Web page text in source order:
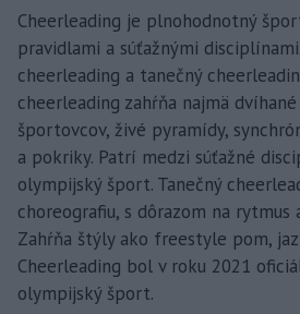
Cheerleading je plnohodnotný
pravidlami a súťažnými
cheerleading a tanečný
cheerleading zahŕňa najmä
športovcov, živé pyramídy,
a pokriky. Patrí medzi súťažné
olympijský šport. Tanečný
choreografiu, s dôrazom na rytmus
Zahŕňa štýly ako freestyle pom,
Cheerleading bol v roku 2021
olympijský šport.